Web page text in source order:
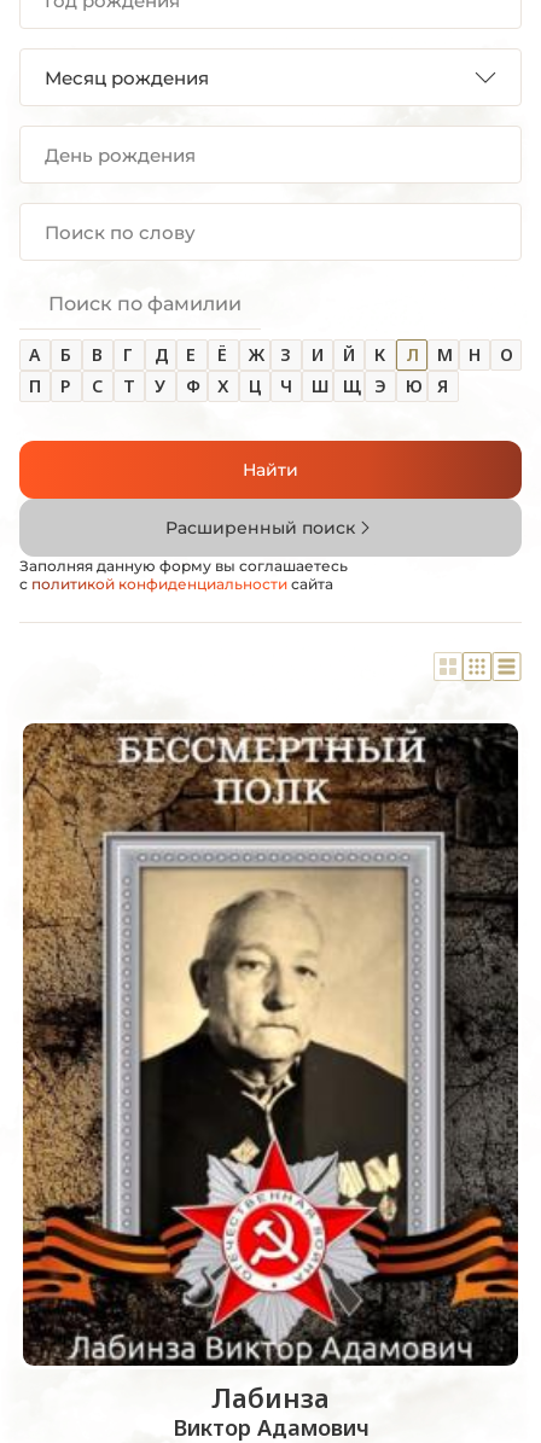
Поиск по фамилии
А Б В Г Д Е Ё Ж З И Й К Л М Н
О
П
Р С Т У Ф Х Ц Ч Ш Щ Э Ю Я
Найти
Расширенный поиск
Заполняя данную форму вы соглашаетесь
с политикой конфиденциальности сайта
Лабинза
Виктор Адамович